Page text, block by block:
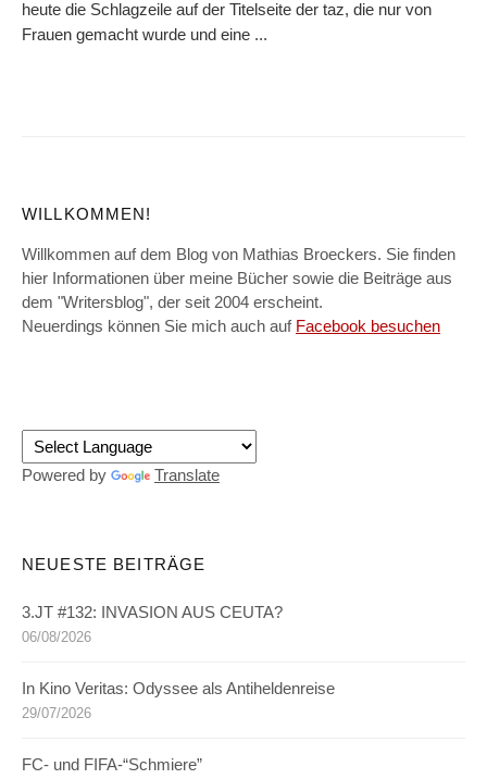
heute die Schlagzeile auf der Titelseite der taz, die nur von
Frauen gemacht wurde und eine ...
WILLKOMMEN!
Willkommen auf dem Blog von Mathias Broeckers. Sie finden
hier Informationen über meine Bücher sowie die Beiträge aus
dem "Writersblog", der seit 2004 erscheint.
Neuerdings können Sie mich auch auf Facebook besuchen
Powered by Translate
NEUESTE BEITRÄGE
3.JT #132: INVASION AUS CEUTA?
06/08/2026
In Kino Veritas: Odyssee als Antiheldenreise
29/07/2026
FC- und FIFA-“Schmiere”